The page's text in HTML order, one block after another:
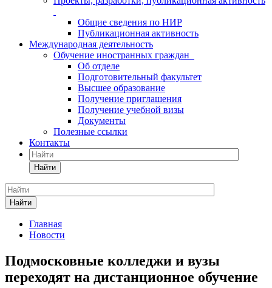
Общие сведения по НИР
Публикационная активность
Международная деятельность
Обучение иностранных граждан
Об отделе
Подготовительный факультет
Высшее образование
Получение приглашения
Получение учебной визы
Документы
Полезные ссылки
Контакты
Найти
Найти
Главная
Новости
Подмосковные колледжи и вузы
переходят на дистанционное обучение